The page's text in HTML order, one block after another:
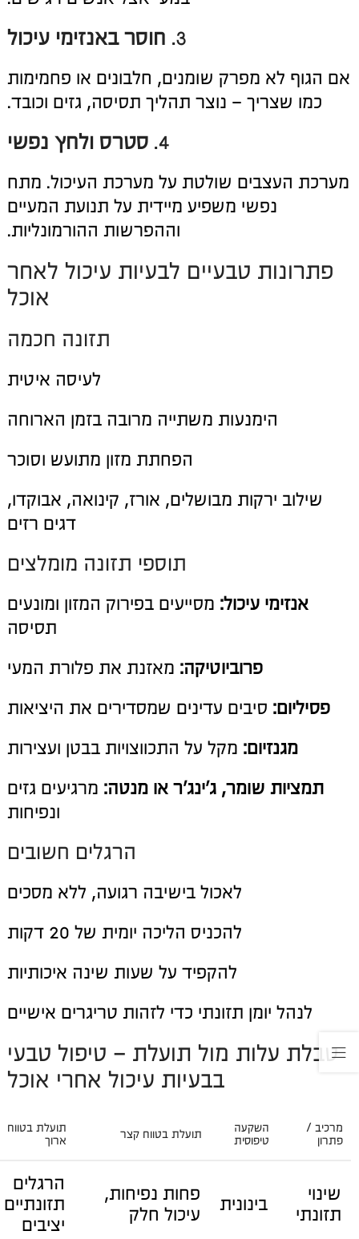
3. חוסר באנזימי עיכול
אם הגוף לא מפרק שומנים, חלבונים או פחמימות
כמו שצריך – נוצר תהליך תסיסה, גזים וכובד.
4. סטרס ולחץ נפשי
מערכת העצבים שולטת על מערכת העיכול. מתח
נפשי משפיע מיידית על תנועת המעיים
וההפרשות ההורמונליות.
פתרונות טבעיים לבעיות עיכול לאחר
אוכל
תזונה חכמה
לעיסה איטית
הימנעות משתייה מרובה בזמן הארוחה
הפחתת מזון מתועש וסוכר
שילוב ירקות מבושלים, אורז, קינואה, אבוקדו,
דגים רזים
תוספי תזונה מומלצים
אנזימי עיכול: מסייעים בפירוק המזון ומונעים
תסיסה
פרוביוטיקה: מאזנת את פלורת המעי
פסיליום: סיבים עדינים שמסדירים את היציאות
מגנזיום: מקל על התכווצויות בבטן ועצירות
תמציות שומר, ג'ינג'ר או מנטה: מרגיעים גזים
ונפיחות
הרגלים חשובים
לאכול בישיבה רגועה, ללא מסכים
להכניס הליכה יומית של 20 דקות
להקפיד על שעות שינה איכותיות
לנהל יומן תזונתי כדי לזהות טריגרים אישיים
טבלת עלות מול תועלת – טיפול טבעי
בבעיות עיכול אחרי אוכל
מרכיב /
פתרון
השקעה
טיפוסית
תועלת בטווח קצר
תועלת בטווח
ארוך
שינוי
תזונתי
בינונית
פחות נפיחות,
עיכול חלק
הרגלים
תזונתיים
יציבים